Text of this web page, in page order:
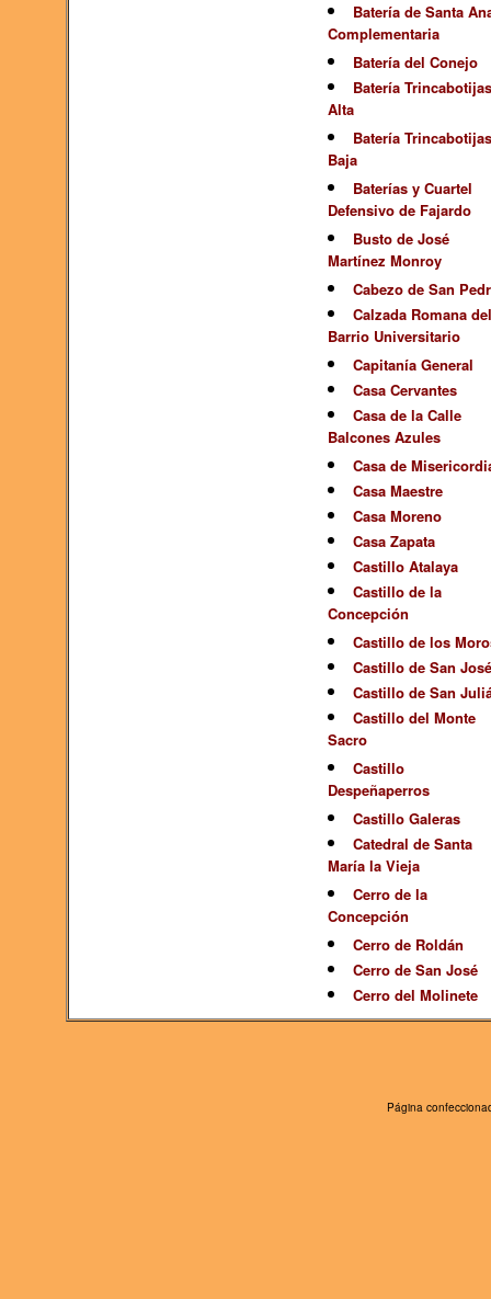
Batería de Santa
Complementaria
Batería del Conejo
Batería Trincabotijas
Alta
Batería Trincabotijas
Baja
Baterías y Cuartel
Defensivo de Fajardo
Busto de José
Martínez Monroy
Cabezo de San
Calzada Romana del
Barrio Universitario
Capitanía General
Casa Cervantes
Casa de la Calle
Balcones Azules
Casa de
Casa Maestre
Casa Moreno
Casa Zapata
Castillo Atalaya
Castillo de la
Concepción
Castillo de los
Castillo de San José
Castillo de San
Castillo del Monte
Sacro
Castillo
Despeñaperros
Castillo Galeras
Catedral de Santa
María la Vieja
Cerro de la
Concepción
Cerro de Roldán
Cerro de San José
Cerro del Molinete
Página